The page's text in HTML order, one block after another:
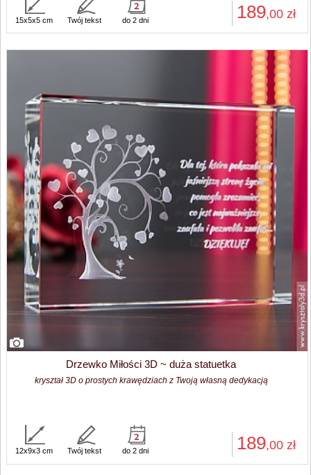
189,00 zł
15x5x5 cm Twój tekst do 2 dni
Drzewko Miłości 3D ~ duża statuetka
kryształ 3D o prostych krawędziach z Twoją własną dedykacją
189,00 zł
12x9x3 cm Twój tekst do 2 dni